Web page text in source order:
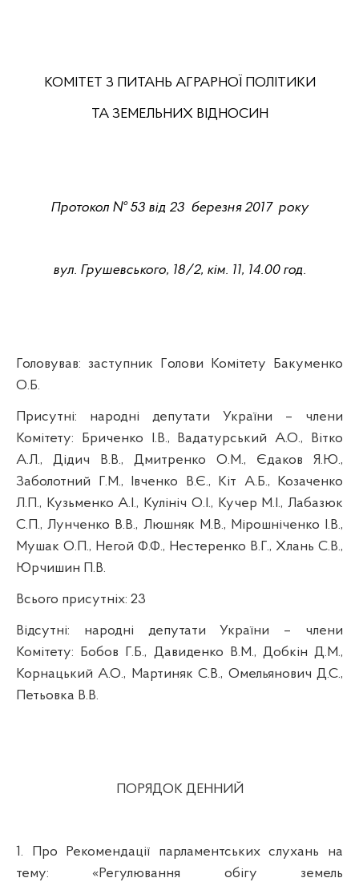
КОМІТЕТ З ПИТАНЬ АГРАРНОЇ ПОЛІТИКИ
ТА ЗЕМЕЛЬНИХ ВІДНОСИН
Протокол №53 від 23 березня 2017 року
вул. Грушевського, 18/2, кім. 11, 14.00 год.
Головував: заступник Голови Комітету
Бакуменко
О.Б.
Присутні: народні депутати України – члени
Комітету: Бриченко І.В.,
Вадатурський А.О., Вітко
А.Л., Дідич В.В., Дмитренко О.М., Єдаков Я.Ю.,
Заболотний Г.М., Івченко В.Є., Кіт А.Б., Козаченко
Л.П., Кузьменко А.І., Кулініч О.І., Кучер М.І., Лабазюк
С.П., Лунченко В.В., Люшняк М.В., Мірошніченко І.В.,
Мушак О.П., Негой Ф.Ф., Нестеренко В.Г., Хлань С.В.,
Юрчишин П.В.
Всього присутніх: 23
Відсутні: народні депутати України – члени
Комітету: Бобов Г.Б., Давиденко В.М., Добкін Д.М.,
Корнацький А.О., Мартиняк С.В., Омельянович Д.С.,
Петьовка В.В.
ПОРЯДОК ДЕННИЙ
1.
Про Рекомендації парламентських слухань на
тему: «Регулювання обігу земель